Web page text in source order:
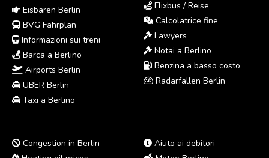
Eisbären Berlin
BVG Fahrplan
Informazioni sui treni
Barca a Berlino
Airports Berlin
UBER Berlin
Taxi a Berlino
Flixbus / Reise
Calcolatrice fine
Lawyers
Notai a Berlino
Benzina a basso costo
Radarfallen Berlin
Congestion in Berlin
Aiuto ai debitori